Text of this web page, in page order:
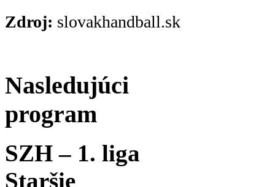
Zdroj: slovakhandball.sk
Nasledujúci
program
SZH – 1. liga
Staršie